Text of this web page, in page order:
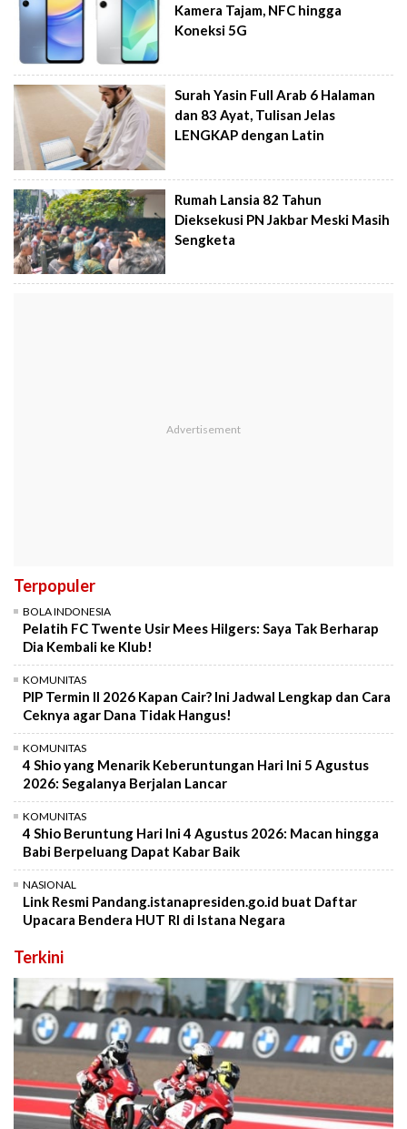
Kamera Tajam, NFC hingga
Koneksi 5G
Surah Yasin Full Arab 6 Halaman
dan 83 Ayat, Tulisan Jelas
LENGKAP dengan Latin
Rumah Lansia 82 Tahun
Dieksekusi PN Jakbar Meski Masih
Sengketa
Terpopuler
BOLA INDONESIA
Pelatih FC Twente Usir Mees Hilgers: Saya Tak Berharap
Dia Kembali ke Klub!
KOMUNITAS
PIP Termin II 2026 Kapan Cair? Ini Jadwal Lengkap dan Cara
Ceknya agar Dana Tidak Hangus!
KOMUNITAS
4 Shio yang Menarik Keberuntungan Hari Ini 5 Agustus
2026: Segalanya Berjalan Lancar
KOMUNITAS
4 Shio Beruntung Hari Ini 4 Agustus 2026: Macan hingga
Babi Berpeluang Dapat Kabar Baik
NASIONAL
Link Resmi Pandang.istanapresiden.go.id buat Daftar
Upacara Bendera HUT RI di Istana Negara
Terkini